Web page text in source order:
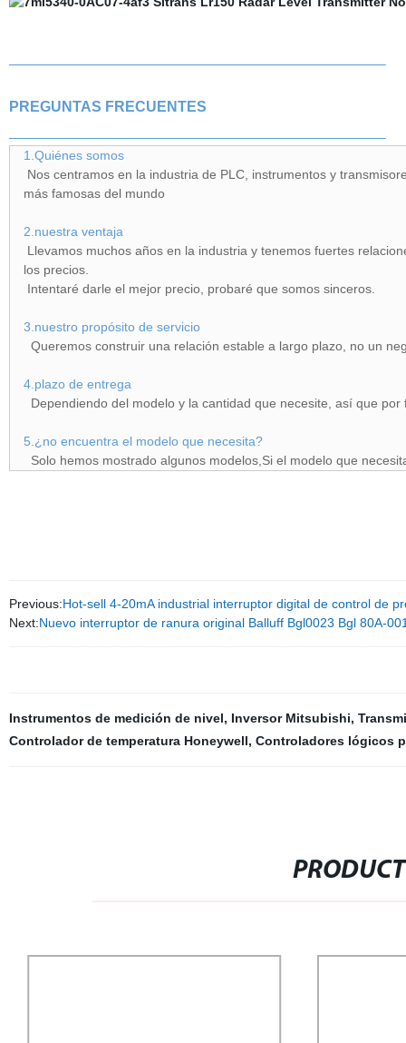
PREGUNTAS FRECUENTES
1.Quiénes somos
Nos centramos en la industria de PLC, instrumentos y
más famosas del mundo
2.nuestra ventaja
Llevamos muchos años en la industria y tenemos fuertes
los precios.
Intentaré darle el mejor precio, probaré que somos sinceros.
3.nuestro propósito de servicio
Queremos construir una relación estable a largo plazo, no un
4.plazo de entrega
Dependiendo del modelo y la cantidad que necesite, así que
5.¿no encuentra el modelo que necesita?
Solo hemos mostrado algunos modelos,Si el modelo que
Previous:Hot-sell 4-20mA industrial interruptor digital de control de
Next:Nuevo interruptor de ranura original Balluff Bgl0023 Bgl 80A-
Instrumentos de medición de nivel, Inversor Mitsubishi,
Controlador de temperatura Honeywell, Controladores lógicos